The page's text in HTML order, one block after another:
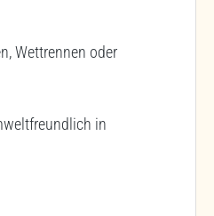
Wettrennen oder
in